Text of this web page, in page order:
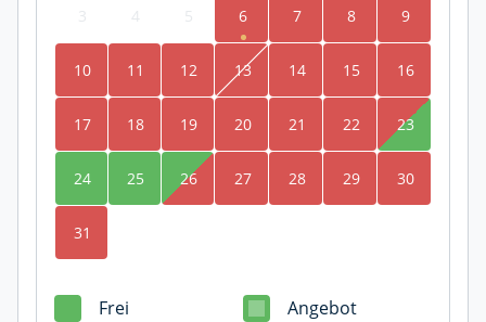
3 4 5 6 7 8 9
10 11 12 13 14 15 16
17 18 19 20 21 22 23
24 25 26 27 28 29 30
31
Frei
Angebot